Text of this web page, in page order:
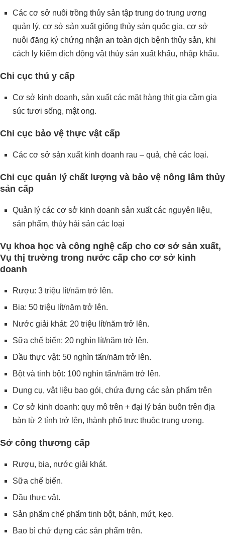
Các cơ sở nuôi trồng thủy sản tập trung do trung ương
quản lý, cơ sở sản xuất giống thủy sản quốc gia, cơ sở
nuôi đăng ký chứng nhận an toàn dịch bệnh thủy sản, khi
cách ly kiểm dịch động vật thủy sản xuất khẩu, nhập khẩu.
Chi cục thú y cấp
Cơ sở kinh doanh, sản xuất các mặt hàng thịt gia cầm gia
súc tươi sống, mật ong.
Chi cục bảo vệ thực vật cấp
Các cơ sở sản xuất kinh doanh rau – quả, chè các loại.
Chi cục quản lý chất lượng và bảo vệ nông lâm thủy
sản cấp
Quản lý các cơ sở kinh doanh sản xuất các nguyên liệu,
sản phẩm, thủy hải sản các loại
Vụ khoa học và công nghệ cấp cho cơ sở sản xuất,
Vụ thị trường trong nước cấp cho cơ sở kinh
doanh
Rượu: 3 triệu lít/năm trở lên.
Bia: 50 triệu lít/năm trở lên.
Nước giải khát: 20 triệu lít/năm trở lên.
Sữa chế biến: 20 nghìn lít/năm trở lên.
Dầu thực vật: 50 nghìn tấn/năm trở lên.
Bột và tinh bột: 100 nghìn tấn/năm trở lên.
Dụng cụ, vật liệu bao gói, chứa đựng các sản phẩm trên
Cơ sở kinh doanh: quy mô trên + đại lý bán buôn trên địa
bàn từ 2 tỉnh trở lên, thành phố trực thuộc trung ương.
Sở công thương cấp
Rượu, bia, nước giải khát.
Sữa chế biến.
Dầu thực vật.
Sản phẩm chế phẩm tinh bột, bánh, mứt, kẹo.
Bao bì chứ đựng các sản phẩm trên.